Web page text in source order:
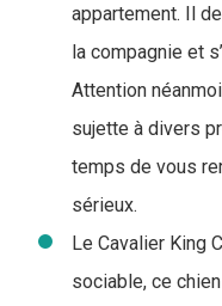
appartement. Il
la compagnie et
Attention
sujette à divers
temps de vous
sérieux.
Le Cavalier King
sociable, ce